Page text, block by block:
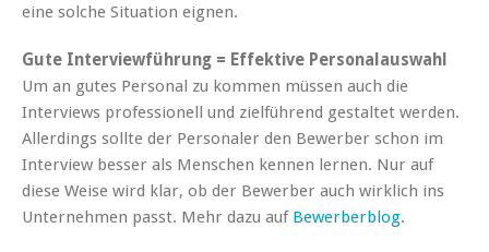
eine solche Situation eignen.
Gute Interviewführung = Effektive Personalauswahl
Um an gutes Personal zu kommen müssen auch die
Interviews professionell und zielführend gestaltet werden.
Allerdings sollte der Personaler den Bewerber schon im
Interview besser als Menschen kennen lernen. Nur auf
diese Weise wird klar, ob der Bewerber auch wirklich ins
Unternehmen passt. Mehr dazu auf Bewerberblog.